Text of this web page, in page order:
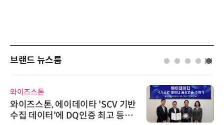
브랜드 뉴스룸
와이즈스톤
와이즈스톤, 에이데이타 'SCV 기반
수집 데이터'에 DQ인증 최고 등급